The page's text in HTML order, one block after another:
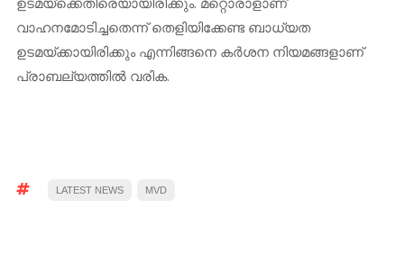
വാഹനമോടിച്ചതെന്ന് തെളിയിക്കേണ്ട ബാധ്യത
ഉടമയ്ക്കായിരിക്കും എന്നിങ്ങനെ കർശന നിയമങ്ങളാണ്
പ്രാബല്യത്തിൽ വരിക.
LATEST NEWS MVD